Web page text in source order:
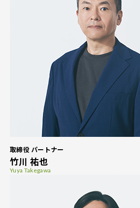
取締役 パートナー
竹川 祐也
Yuya Takegawa